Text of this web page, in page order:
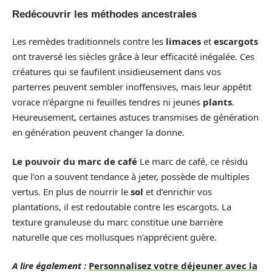
Redécouvrir les méthodes ancestrales
Les remèdes traditionnels contre les limaces et escargots
ont traversé les siècles grâce à leur efficacité inégalée. Ces
créatures qui se faufilent insidieusement dans vos
parterres peuvent sembler inoffensives, mais leur appétit
vorace n’épargne ni feuilles tendres ni jeunes plants.
Heureusement, certaines astuces transmises de génération
en génération peuvent changer la donne.
Le pouvoir du marc de café Le marc de café, ce résidu
que l’on a souvent tendance à jeter, possède de multiples
vertus. En plus de nourrir le sol et d’enrichir vos
plantations, il est redoutable contre les escargots. La
texture granuleuse du marc constitue une barrière
naturelle que ces mollusques n’apprécient guère.
A lire également : Personnalisez votre déjeuner avec la